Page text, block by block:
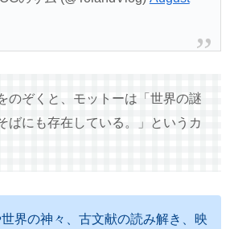
のぞくと、モットーは「世界の謎
ばにも存在している。」というカ
界の神々、古文献の読み解き、映